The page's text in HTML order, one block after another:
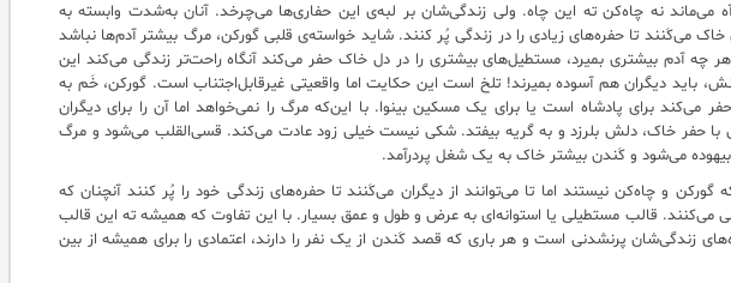
می‌ماند نه چاه‌کن ته این چاه. ولی زندگی‌شان بر لبه‌ی این حفاری‌ها می‌چرخد. آنان به‌شدت وابسته به
خاک می‌کَنند تا حفره‌های زیادی را در زندگی پُر کنند. شاید خواسته‌ی قلبی گورکن، مرگ بیشتر آدم‌ها نباشد
هر چه آدم بیشتری بمیرد، مستطیل‌های بیشتری را در دل خاک حفر می‌کند آنگاه راحت‌تر زندگی می‌کند این
باید دیگران هم آسوده بمیرند! تلخ است این حکایت اما واقعیتی غیرقابل‌اجتناب است. گورکن، خَم به
حفر می‌کند برای پادشاه است یا برای یک مسکین بینوا. با این‌که مرگ را نمی‌خواهد اما آن را برای دیگران
با حفر خاک، دلش بلرزد و به گریه بیفتد. شکی نیست خیلی زود عادت می‌کند. قسی‌القلب می‌شود و مرگ
می‌شود و کَندن بیشتر خاک به یک شغل پردرآمد.
و چاه‌کن نیستند اما تا می‌توانند از دیگران می‌کَنند تا حفره‌های زندگی خود را پُر کنند آنچنان که
می‌کنند. قالب مستطیلی یا استوانه‌ای به عرض و طول و عمق بسیار. با این تفاوت که همیشه ته این قالب
زندگی‌شان پرنشدنی است و هر باری که قصد کَندن از یک نفر را دارند، اعتمادی را برای همیشه از بین